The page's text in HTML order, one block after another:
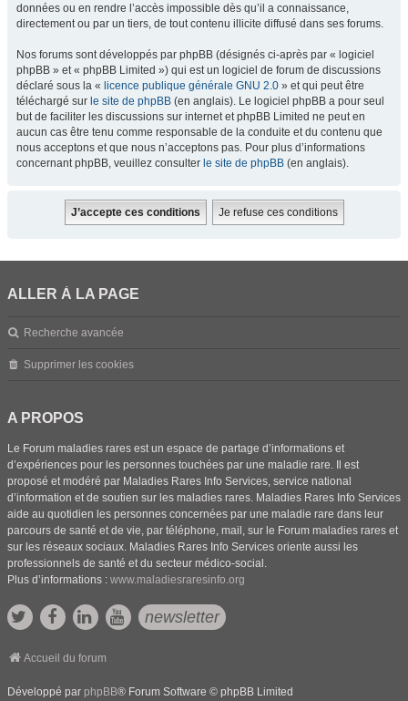
données ou en rendre l’accès impossible dès qu’il a connaissance,
directement ou par un tiers, de tout contenu illicite diffusé dans ses forums.
Nos forums sont développés par phpBB (désignés ci-après par « logiciel
phpBB » et « phpBB Limited ») qui est un logiciel de forum de discussions
déclaré sous la « licence publique générale GNU 2.0 » et qui peut être
téléchargé sur le site de phpBB (en anglais). Le logiciel phpBB a pour seul
but de faciliter les discussions sur internet et phpBB Limited ne peut en
aucun cas être tenu comme responsable de la conduite et du contenu que
nous acceptons et que nous n’acceptons pas. Pour plus d’informations
concernant phpBB, veuillez consulter le site de phpBB (en anglais).
ALLER À LA PAGE
Recherche avancée
Supprimer les cookies
A PROPOS
Le Forum maladies rares est un espace de partage d’informations et
d’expériences pour les personnes touchées par une maladie rare. Il est
proposé et modéré par Maladies Rares Info Services, service national
d’information et de soutien sur les maladies rares. Maladies Rares Info Services
aide au quotidien les personnes concernées par une maladie rare dans leur
parcours de santé et de vie, par téléphone, mail, sur le Forum maladies rares et
sur les réseaux sociaux. Maladies Rares Info Services oriente aussi les
professionnels de santé et du secteur médico-social.
Plus d’informations : www.maladiesraresinfo.org
newsletter
Accueil du forum
Développé par phpBB® Forum Software © phpBB Limited